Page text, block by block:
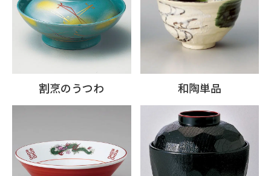
割烹のうつわ 和陶単品